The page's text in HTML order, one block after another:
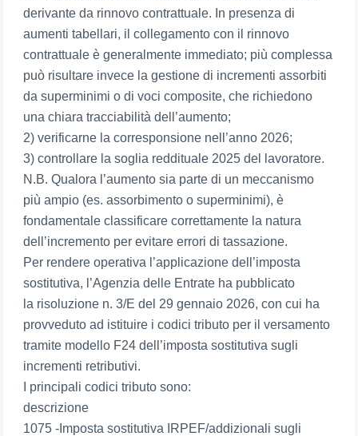
derivante da rinnovo contrattuale. In presenza di
aumenti tabellari, il collegamento con il rinnovo
contrattuale è generalmente immediato; più complessa
può risultare invece la gestione di incrementi assorbiti
da superminimi o di voci composite, che richiedono
una chiara tracciabilità dell’aumento;
2) verificarne la corresponsione nell’anno 2026;
3) controllare la soglia reddituale 2025 del lavoratore.
N.B. Qualora l’aumento sia parte di un meccanismo
più ampio (es. assorbimento o superminimi), è
fondamentale classificare correttamente la natura
dell’incremento per evitare errori di tassazione.
Per rendere operativa l’applicazione dell’imposta
sostitutiva, l’Agenzia delle Entrate ha pubblicato
la risoluzione n. 3/E del 29 gennaio 2026, con cui ha
provveduto ad istituire i codici tributo per il versamento
tramite modello F24 dell’imposta sostitutiva sugli
incrementi retributivi.
I principali codici tributo sono:
descrizione
1075 -Imposta sostitutiva IRPEF/addizionali sugli